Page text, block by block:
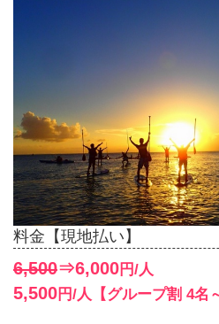
料金【現地払い】
6,500⇒6,000円/人
5,500円/人【グループ割 4名